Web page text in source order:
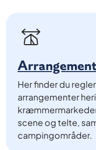
Her finder du
arrangementer
scene og telte,
campingområder.